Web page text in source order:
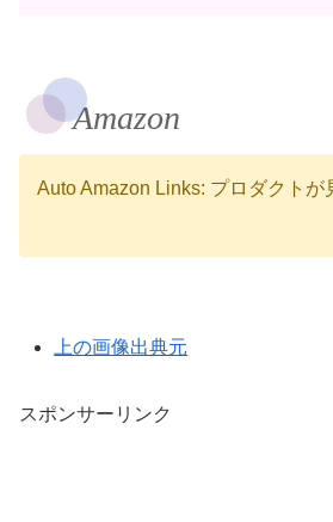
Amazon
Auto Amazon Links: プロダクトが
上の画像出典元
スポンサーリンク